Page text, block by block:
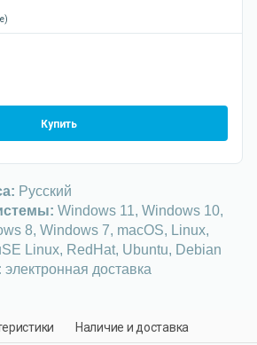
Купить
Русский
Windows 11, Windows 10,
8, Windows 7, macOS, Linux,
Linux, RedHat, Ubuntu, Debian
электронная доставка
Наличие и доставка